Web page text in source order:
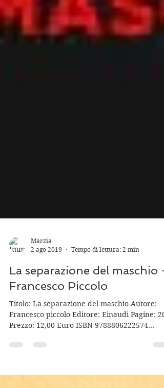
2 ago 2019
Tempo di lettura: 2 min
La separazione del maschio -
Francesco Piccolo
Titolo: La separazione del maschio Autore:
Prezzo: 12,00 Euro ISBN 9788806222574...